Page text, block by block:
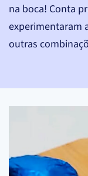
na boca! Conta
experimentaram
outras